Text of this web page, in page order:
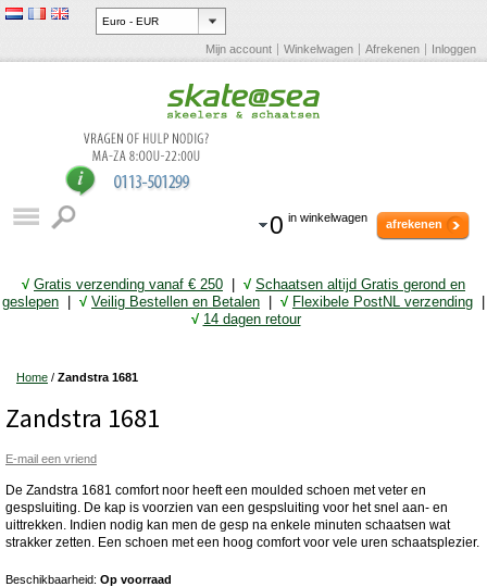
Mijn account Winkelwagen Afrekenen Inloggen
0 in winkelwagen afrekenen
√ Gratis verzending vanaf € 250 √ Schaatsen altijd Gratis gerond en
geslepen
√ Veilig Bestellen en Betalen √ Flexibele PostNL verzending
√ 14 dagen retour
Home / Zandstra 1681
Zandstra 1681
E-mail een vriend
De Zandstra 1681 comfort noor heeft een moulded schoen met veter en
gespsluiting. De kap is voorzien van een gespsluiting voor het snel aan- en
uittrekken. Indien nodig kan men de gesp na enkele minuten schaatsen wat
strakker zetten. Een schoen met een hoog comfort voor vele uren schaatsplezier.
Beschikbaarheid: Op voorraad